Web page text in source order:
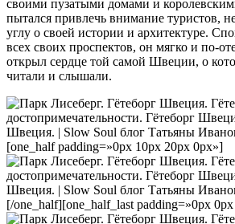
своими пузатыми домами и
пытался привлечь внимание туристов,
углу о своей истории и архитектуре.
всех своих проспектов, он мягко и по-
открыл сердце той самой Швеции, о
читали и слышали.
[one_half padding=»0px 10px 20px 0px»]
[/one_half][one_half_last padding=»0px